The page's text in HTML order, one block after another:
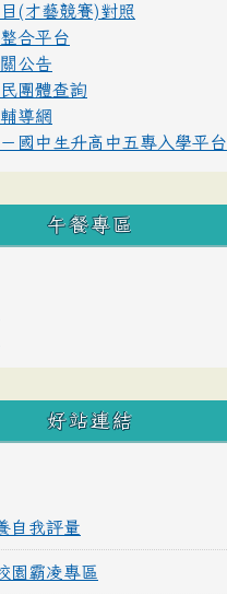
(才藝競賽)對照
合平台
公告
團體查詢
導網
國中生升高中五專入學平台
午餐專區
好站連結
自我評量
園霸凌專區